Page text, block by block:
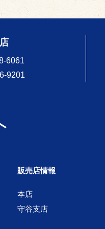
6061
9201
販売店情報
本店
守谷支店